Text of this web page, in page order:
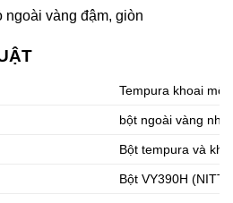
ngoài vàng đậm, giòn
Tempura khoai môn
bột ngoài vàng
Bột tempura và
Bột VY390H